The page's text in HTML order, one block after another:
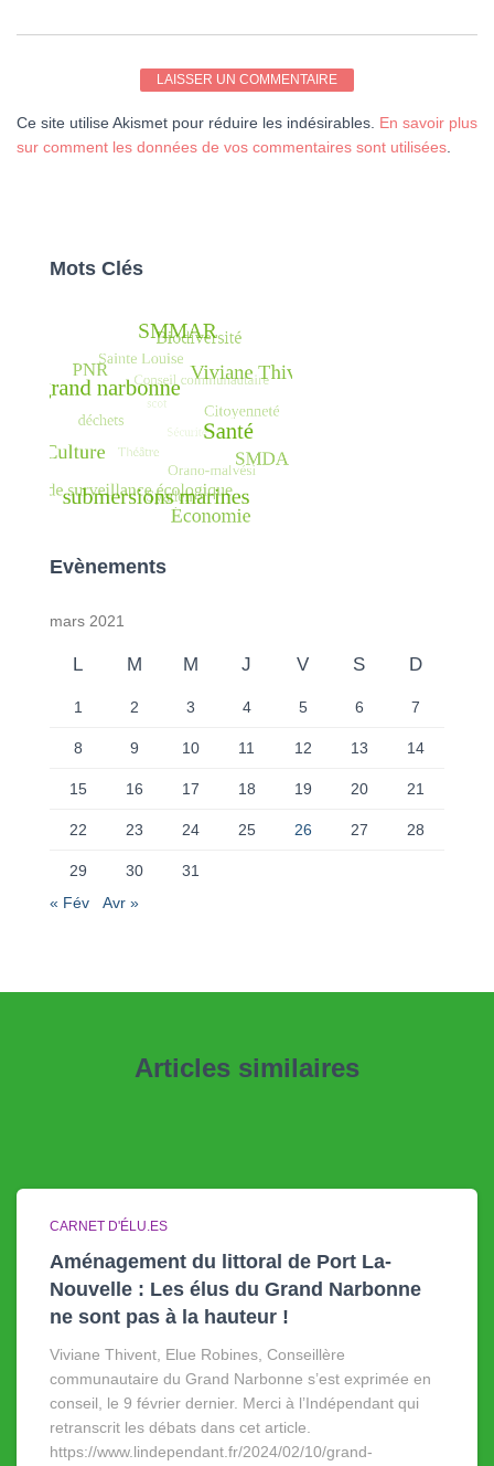
Ce site utilise Akismet pour réduire les indésirables. En savoir plus
sur comment les données de vos commentaires sont utilisées
Mots Clés
Evènements
mars 2021
L M M J V S D
1 2 3 4 5 6 7
8 9 10 11 12 13 14
15 16 17 18 19 20 21
22 23 24 25 26 27 28
29 30
31
« Fév
Avr »
Articles similaires
CARNET D'ÉLU.ES
Aménagement du littoral de Port La-
Nouvelle : Les élus du Grand Narbonne
ne sont pas à la hauteur !
Viviane Thivent, Elue Robines, Conseillère
communautaire du Grand Narbonne s’est exprimée en
conseil, le 9 février dernier. Merci à l’Indépendant qui
retranscrit les débats dans cet article.
https://www.lindependant.fr/2024/02/10/grand-